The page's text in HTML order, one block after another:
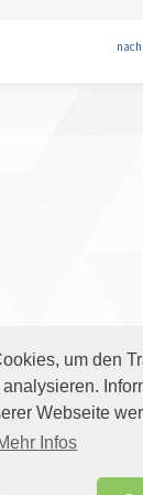
um den
Webseite
Infos